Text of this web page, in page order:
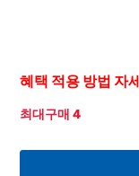
혜택 적용 방법 자
최대구매 4